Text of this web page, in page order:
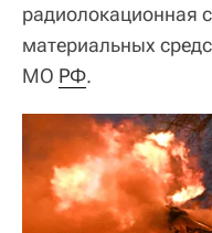
радиолокационная
материальных
МО РФ.